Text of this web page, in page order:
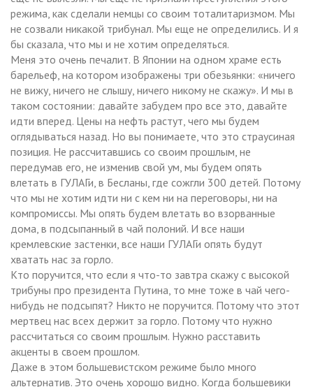
режима, как сделали немцы со своим тоталитаризмом. Мы
не созвали никакой трибунал. Мы еще не определились. И я
бы сказала, что мы и не хотим определяться.
Меня это очень печалит. В Японии на одном храме есть
барельеф, на котором изображены три обезьянки: «ничего
не вижу, ничего не слышу, ничего никому не скажу». И мы в
таком состоянии: давайте забудем про все это, давайте
идти вперед. Цены на нефть растут, чего мы будем
оглядываться назад. Но вы понимаете, что это страусиная
позиция. Не рассчитавшись со своим прошлым, не
передумав его, не изменив свой ум, мы будем опять
влетать в ГУЛАГи, в Бесланы, где сожгли 300 детей. Потому
что мы не хотим идти ни с кем ни на переговоры, ни на
компромиссы. Мы опять будем влетать во взорванные
дома, в подсыпанный в чай полоний. И все наши
кремлевские застенки, все наши ГУЛАГи опять будут
хватать нас за горло.
Кто поручится, что если я что-то завтра скажу с высокой
трибуны про президента Путина, то мне тоже в чай чего-
нибудь не подсыпят? Никто не поручится. Потому что этот
мертвец нас всех держит за горло. Потому что нужно
рассчитаться со своим прошлым. Нужно расставить
акценты в своем прошлом.
Даже в этом большевистском режиме было много
альтернатив. Это очень хорошо видно. Когда большевики